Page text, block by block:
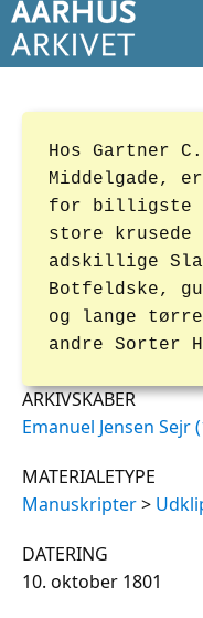
Hos Gartner
Middelgade,
for billigste
store krusede
adskillige
Botfeldske,
og lange
andre Sorter
ARKIVSKABER
Emanuel Jensen Sejr
MATERIALETYPE
Manuskripter>
DATERING
10. oktober 1801